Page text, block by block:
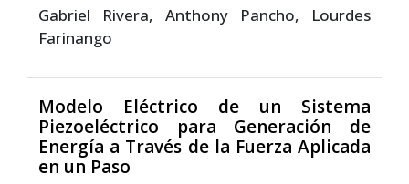
Gabriel Rivera, Anthony Pancho, Lourdes
Farinango
Modelo Eléctrico de un Sistema
Piezoeléctrico para Generación de
Energía a Través de la Fuerza Aplicada
en un Paso